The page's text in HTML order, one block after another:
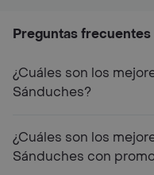
Preguntas frecuentes
¿Cuáles son los
Sánduches?
¿Cuáles son los
Sánduches con